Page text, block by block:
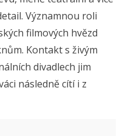
Významnou roli
filmových hvězd
Kontakt s živým
divadlech jim
následně cítí i z